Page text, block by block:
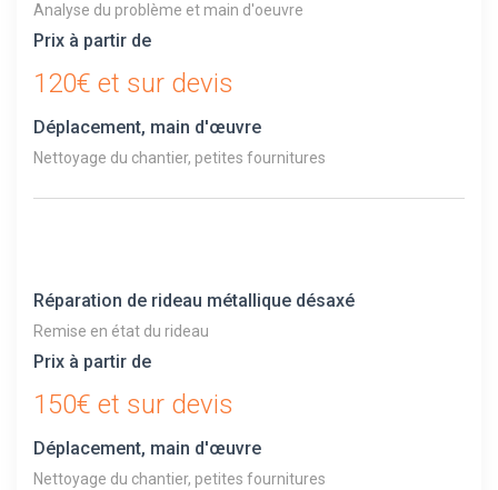
Analyse du problème et main d'oeuvre
Prix à partir de
120€ et sur devis
Déplacement, main d'œuvre
Nettoyage du chantier, petites fournitures
Réparation de rideau métallique désaxé
Remise en état du rideau
Prix à partir de
150€ et sur devis
Déplacement, main d'œuvre
Nettoyage du chantier, petites fournitures